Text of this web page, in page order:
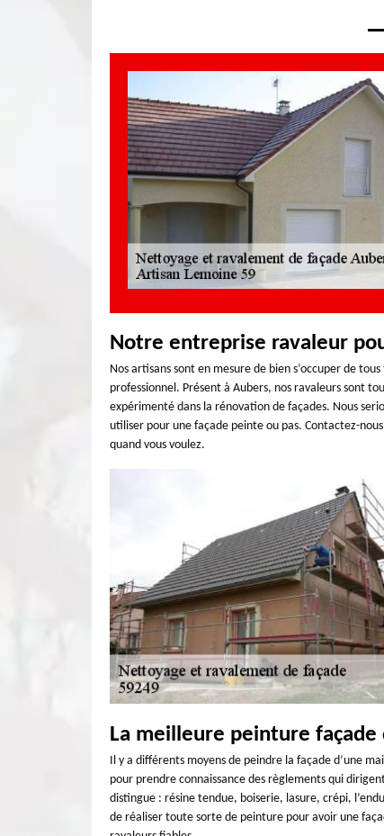
Notre entreprise ravaleur
Nos artisans sont en mesure de bien s’occuper de
professionnel. Présent à Aubers, nos ravaleurs sont
expérimenté dans la rénovation de façades. Nous
utiliser pour une façade peinte ou pas. Contactez-
quand vous voulez.
La meilleure peinture façade
Il y a différents moyens de peindre la façade d’une
pour prendre connaissance des règlements qui
distingue : résine tendue, boiserie, lasure, crépi,
de réaliser toute sorte de peinture pour avoir une